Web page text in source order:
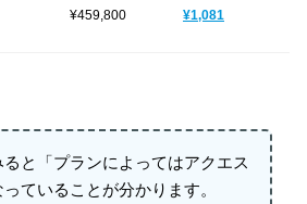
¥459,800 ¥1,081
と「プランによってはアクエス
ていることが分かります。